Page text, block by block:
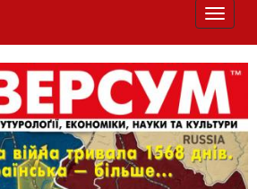
TOGGLE